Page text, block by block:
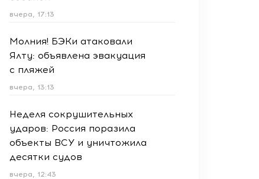
вчера, 17:13
Молния! БЭКи атаковали
Ялту: объявлена эвакуация
с пляжей
вчера, 13:13
Неделя сокрушительных
ударов: Россия поразила
объекты ВСУ и уничтожила
десятки судов
вчера, 12:43